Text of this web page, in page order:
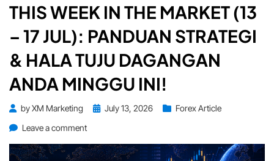
THIS WEEK IN THE MARKET (13
– 17 JUL): PANDUAN STRATEGI
& HALA TUJU DAGANGAN
ANDA MINGGU INI!
byXM Marketing
PostedJuly 13, 2026
Forex Article
Leave a commenton
Week